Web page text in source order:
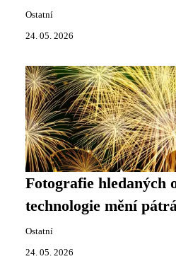
Ostatní
24. 05. 2026
Fotografie hledaných
technologie mění
Ostatní
24. 05. 2026